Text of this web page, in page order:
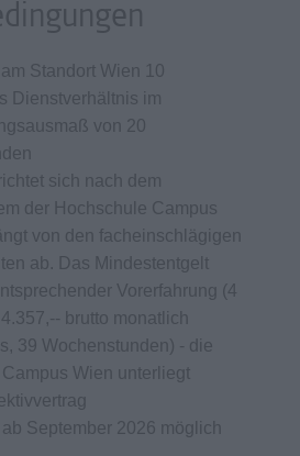
Standort Wien 10
Dienstverhältnis im
von 20
sich nach dem
der Hochschule Campus
von den facheinschlägigen
ab. Das Mindestentgelt
Vorerfahrung (4
brutto monatlich
39 Wochenstunden) - die
Wien unterliegt
September 2026 möglich